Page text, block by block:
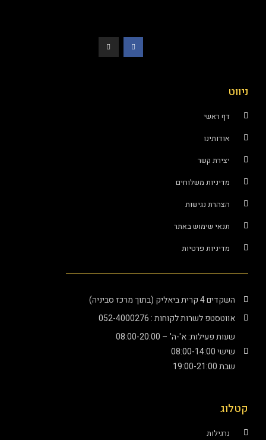
ניווט
דף ראשי
אודותינו
יצירת קשר
מדיניות משלוחים
הצהרת נגישות
תנאי שימוש באתר
מדיניות פרטיות
השקדים 4 קרית ביאליק (בתוך מרכז סביניה)
אווטסטפ לשרות לקוחות : 052-4000276
שעות פעילות: א'-ה' – 08:00-20:00
שישי 08:00-14:00
שבת 19:00-21:00
קטלוג
נרגילות